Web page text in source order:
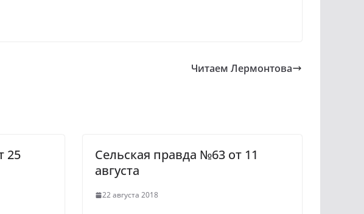
Читаем Лермонтова
25
Сельская правда №63 от 11
августа
22 августа 2018